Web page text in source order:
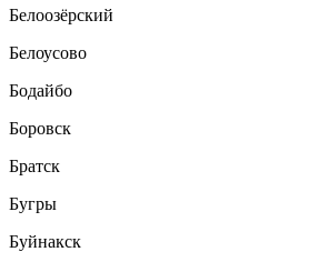
Белоозёрский
Белоусово
Бодайбо
Боровск
Братск
Бугры
Буйнакск